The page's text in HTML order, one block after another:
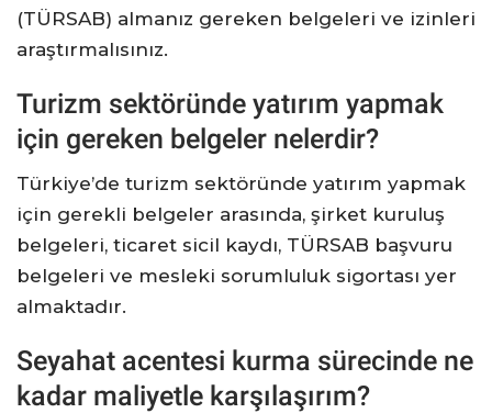
(TÜRSAB) almanız gereken belgeleri ve izinleri
araştırmalısınız.
Turizm sektöründe yatırım yapmak
için gereken belgeler nelerdir?
Türkiye’de turizm sektöründe yatırım yapmak
için gerekli belgeler arasında, şirket kuruluş
belgeleri, ticaret sicil kaydı, TÜRSAB başvuru
belgeleri ve mesleki sorumluluk sigortası yer
almaktadır.
Seyahat acentesi kurma sürecinde ne
kadar maliyetle karşılaşırım?